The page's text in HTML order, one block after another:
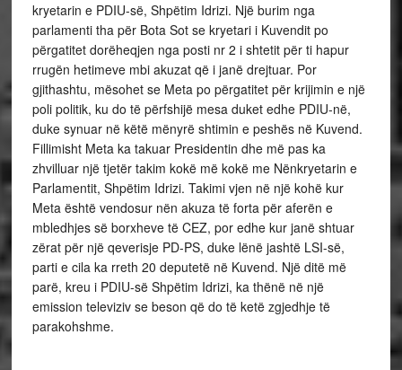
kryetarin e PDIU-së, Shpëtim Idrizi. Një burim nga
parlamenti tha për Bota Sot se kryetari i Kuvendit po
përgatitet dorëheqjen nga posti nr 2 i shtetit për ti hapur
rrugën hetimeve mbi akuzat që i janë drejtuar. Por
gjithashtu, mësohet se Meta po përgatitet për krijimin e një
poli politik, ku do të përfshijë mesa duket edhe PDIU-në,
duke synuar në këtë mënyrë shtimin e peshës në Kuvend.
Fillimisht Meta ka takuar Presidentin dhe më pas ka
zhvilluar një tjetër takim kokë më kokë me Nënkryetarin e
Parlamentit, Shpëtim Idrizi. Takimi vjen në një kohë kur
Meta është vendosur nën akuza të forta për aferën e
mbledhjes së borxheve të CEZ, por edhe kur janë shtuar
zërat për një qeverisje PD-PS, duke lënë jashtë LSI-së,
parti e cila ka rreth 20 deputetë në Kuvend. Një ditë më
parë, kreu i PDIU-së Shpëtim Idrizi, ka thënë në një
emission televiziv se beson që do të ketë zgjedhje të
parakohshme.